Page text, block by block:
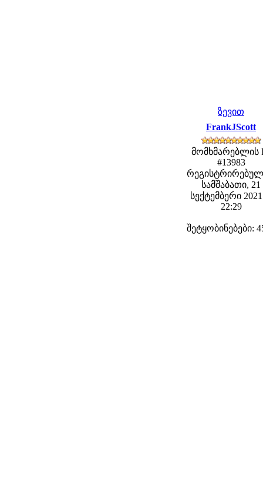
ზევით
FrankJScott
მომხმარებლის
#13983
სამშაბათი, 21
სექტემბერი
22:29
შეტყობინებები: